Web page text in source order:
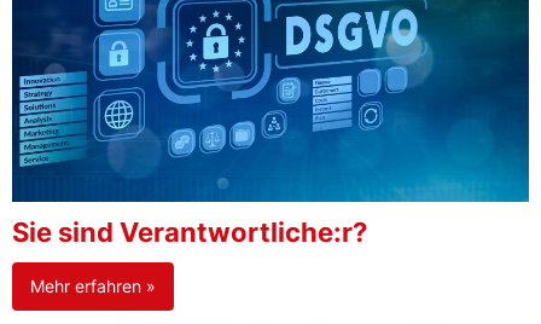
Sie sind Verantwortliche:r?
Mehr erfahren »